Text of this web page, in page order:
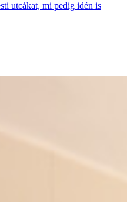
utcákat, mi pedig idén is